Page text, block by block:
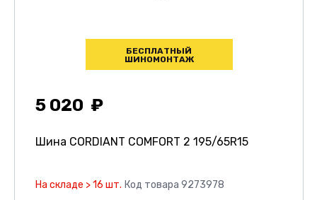
БЕСПЛАТНЫЙ
ШИНОМОНТАЖ
5 020
Шина CORDIANT COMFORT 2 195/65R15
На складе > 16 шт. Код товара 9273978